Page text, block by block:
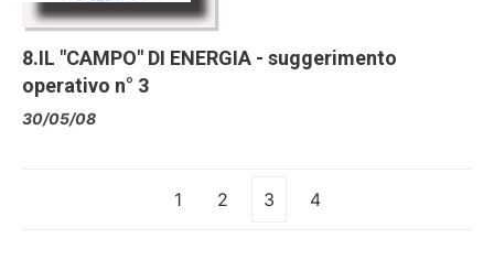
8.IL "CAMPO" DI ENERGIA - suggerimento
operativo n° 3
30/05/08
1 2 3 4